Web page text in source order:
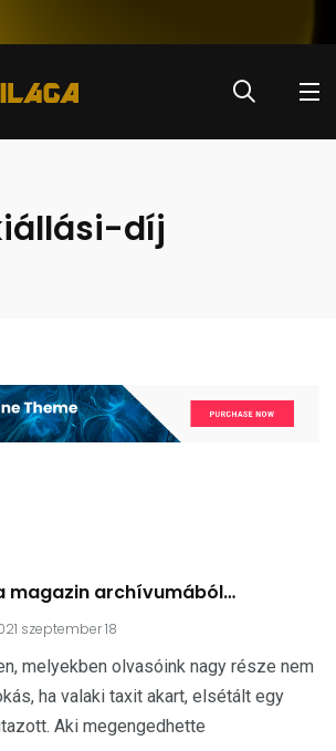
díj
magazin archívumából…
szeptember 18
melyekben olvasóink nagy része nem
ha valaki taxit akart, elsétált egy
Aki megengedhette